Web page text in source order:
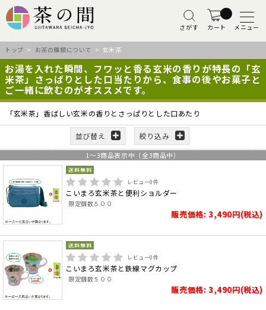
さがす カート メニュー
トップ > お茶の種類について > 玄米茶
お湯を入れた瞬間、フワッと香る玄米の香りが特長の「玄
米茶」さっぱりとした口当たりから、食事の後やお菓子と
ご一緒に飲むのがオススメです。
「玄米茶」香ばしい玄米の香りとさっぱりとした口あたり
並び替え 絞り込み
1 ～3商品表示中（全3商品中）
レビュー0件
こいまろ玄米茶と便利ショルダー
限定個数５００
販売価格: 3,490円(税込)
レビュー0件
こいまろ玄米茶と鉄線マグカップ
限定個数５００
販売価格: 3,490円(税込)